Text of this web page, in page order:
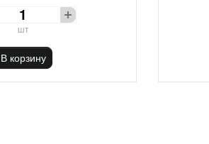
шт
В корзину